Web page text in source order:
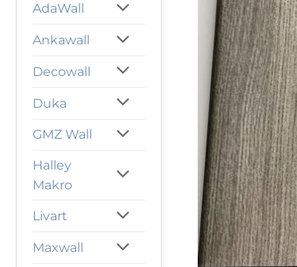
AdaWall
Ankawall
Decowall
Duka
GMZ Wall
Halley
Makro
Livart
Maxwall